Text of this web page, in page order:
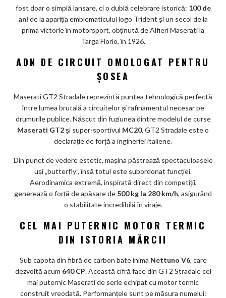
k
m
ar
ks
fost doar o simplă lansare, ci o dublă celebrare istorică: 100 de
ani de la apariția emblematicului logo Trident și un secol de la
prima victorie în motorsport, obținută de Alfieri Maserati la
Targa Florio, în 1926.
ADN DE CIRCUIT OMOLOGAT PENTRU
ȘOSEA
Maserati GT2 Stradale reprezintă puntea tehnologică perfectă
între lumea brutală a circuitelor și rafinamentul necesar pe
drumurile publice. Născut din fuziunea dintre modelul de curse
Maserati GT2și super-sportivul MC20, GT2 Stradale este o
declarație de forță a ingineriei italiene.
Din punct de vedere estetic, mașina păstrează spectaculoasele
uși „butterfly”, însă totul este subordonat funcției.
Aerodinamica extremă, inspirată direct din competiții,
generează o forță de apăsare de 500 kg la 280 km/h, asigurând
o stabilitate incredibilă în viraje.
CEL MAI PUTERNIC MOTOR TERMIC
DIN ISTORIA MĂRCII
Sub capota din fibră de carbon bate inima Nettuno V6, care
dezvoltă acum 640 CP. Această cifră face din GT2 Stradale cel
mai puternic Maserati de serie echipat cu motor termic
construit vreodată. Performanțele sunt pe măsura numelui: